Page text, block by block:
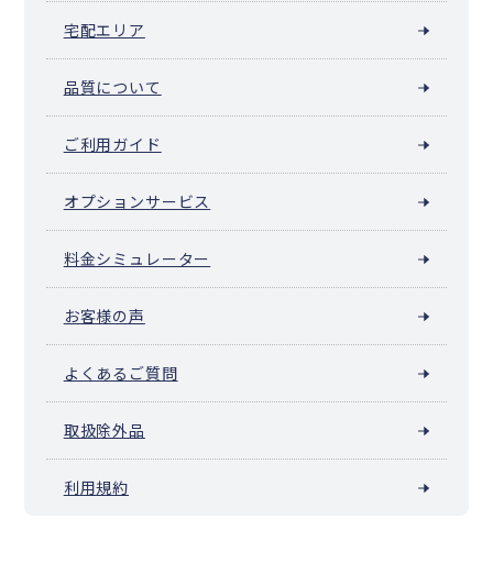
宅配エリア
品質について
ご利用ガイド
オプションサービス
料金シミュレーター
お客様の声
よくあるご質問
取扱除外品
利用規約